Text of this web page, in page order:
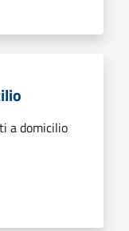
a domicilio